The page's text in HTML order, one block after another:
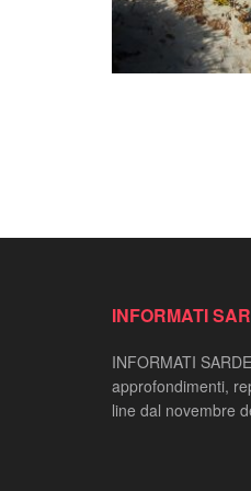
INFORMATI
INFORMATI
approfondimenti,
line dal novembre